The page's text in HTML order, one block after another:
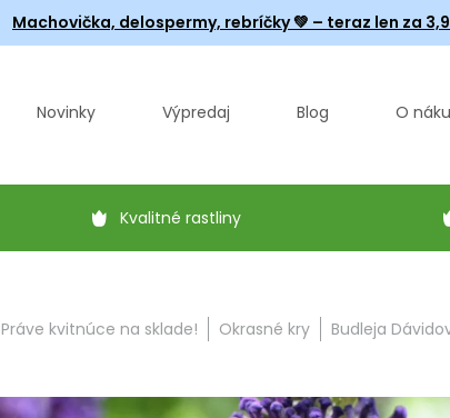
Machovička, delospermy, rebríčky💚 – teraz len za
Novinky Výpredaj Blog O
Kvalitné rastliny
Práve kvitnúce na sklade! Okrasné kry Budleja